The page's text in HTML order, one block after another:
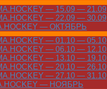
— 15.09 — 21.09
— 22.09 — 30.09
— ОКТЯБРЬ
— 01.10 — 05.10
— 06.10 — 12.10
— 13.10 — 19.10
— 20.10 — 26.10
— 27.10 — 31.10
— НОЯБРЬ